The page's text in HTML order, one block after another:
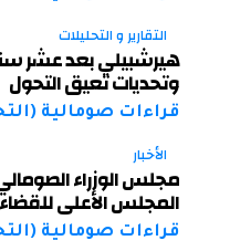
التقارير و التحليلات
هيرشبيلي بعد عشر
وتحديات تعيق التحول
قراءات صومالية
الأخبار
مجلس الوزراء
المجلس الأعلى
قراءات صومالية